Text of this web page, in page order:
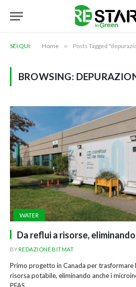
SEI QUI: Home » Posts Tagged
BROWSING:
WATER
Da reflui a risorse, eliminando
BYREDAZIONE BITMAT
Primo progetto in Canada per trasformare
risorsa potabile, eliminando anche i
PFAS